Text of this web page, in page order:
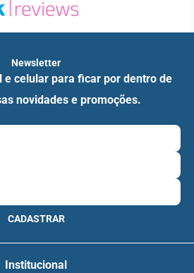
Newsletter
e celular para ficar por dentro de
novidades e promoções.
CADASTRAR
Institucional